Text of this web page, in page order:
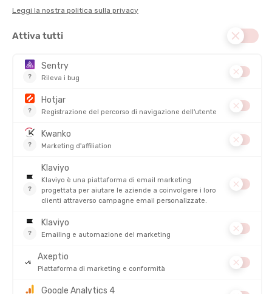
(ELIMINAZIONE DEI LIQUIDI)
MUSCOLARI
PUNTI TRIGGER / PUNTI DOLOROSI NEI MUSCOLI
RILASSAMENTO MUSCOLARE
CALMA DEL SISTEMA NERVOSO
DESCRIZIONE DEL PRODOTTO: PISTOLA PER AUTO-
MASSAGGIO FIXX MINI
PRODOTTI SIMILI